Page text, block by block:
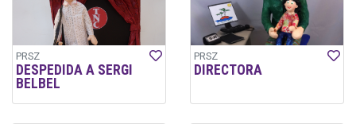
PRSZ
DESPEDIDA A SERGI
BELBEL
PRSZ
DIRECTORA